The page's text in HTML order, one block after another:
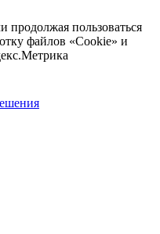
пользоваться
файлов «Cookie» и